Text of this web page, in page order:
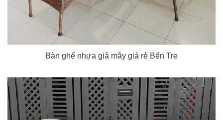
Bàn ghế nhựa giả mây giá rẻ Bến Tre